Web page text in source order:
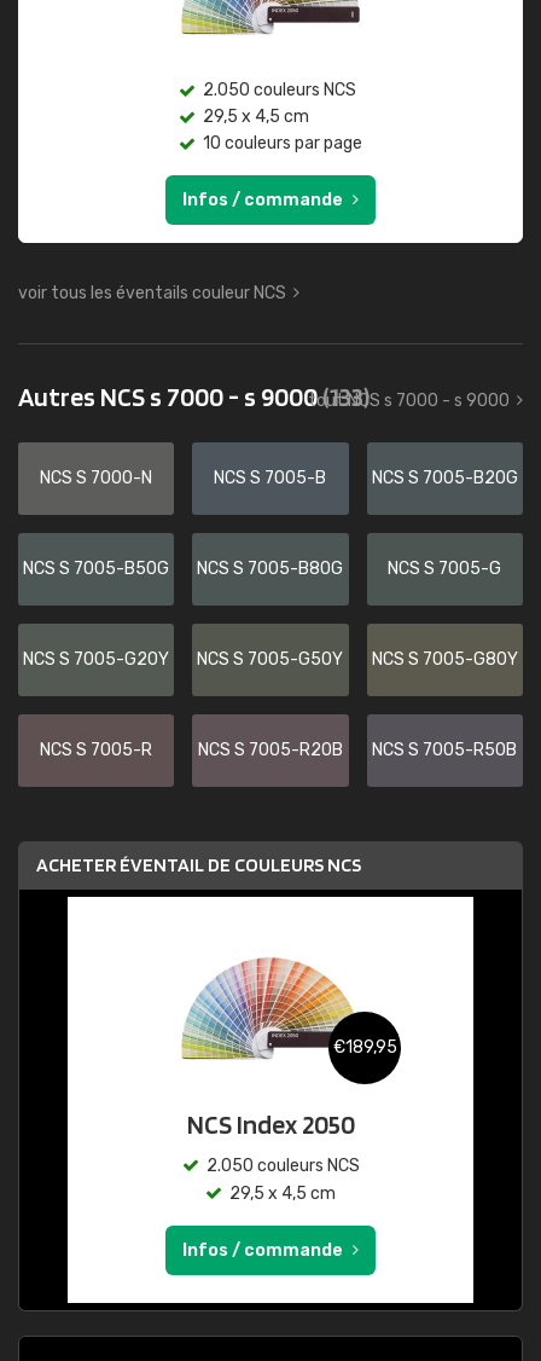
2.050 couleurs NCS
29,5 x 4,5 cm
10 couleurs par page
Infos / commande
voir tous les éventails couleur NCS
Autres NCS s 7000 - s 9000(133)
tout NCS s 7000 - s 9000
NCS S 7000-N NCS S 7005-B NCS S 7005-B20G
NCS S 7005-B50G NCS S 7005-B80G NCS S 7005-G
NCS S 7005-G20Y NCS S 7005-G50Y NCS S 7005-G80Y
NCS S 7005-R NCS S 7005-R20B NCS S 7005-R50B
ACHETER ÉVENTAIL DE COULEURS NCS
€189,95
NCS Index 2050
2.050 couleurs NCS
29,5 x 4,5 cm
Infos / commande